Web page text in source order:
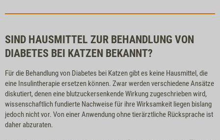
SIND HAUSMITTEL ZUR BEHANDLUNG VON
DIABETES BEI KATZEN BEKANNT?
Für die Behandlung von Diabetes bei Katzen gibt es keine Hausmittel, die
eine Insulintherapie ersetzen können. Zwar werden verschiedene Ansätze
diskutiert, denen eine blutzuckersenkende Wirkung zugeschrieben wird,
wissenschaftlich fundierte Nachweise für ihre Wirksamkeit liegen bislang
jedoch nicht vor. Von einer Anwendung ohne tierärztliche Rücksprache ist
daher abzuraten.